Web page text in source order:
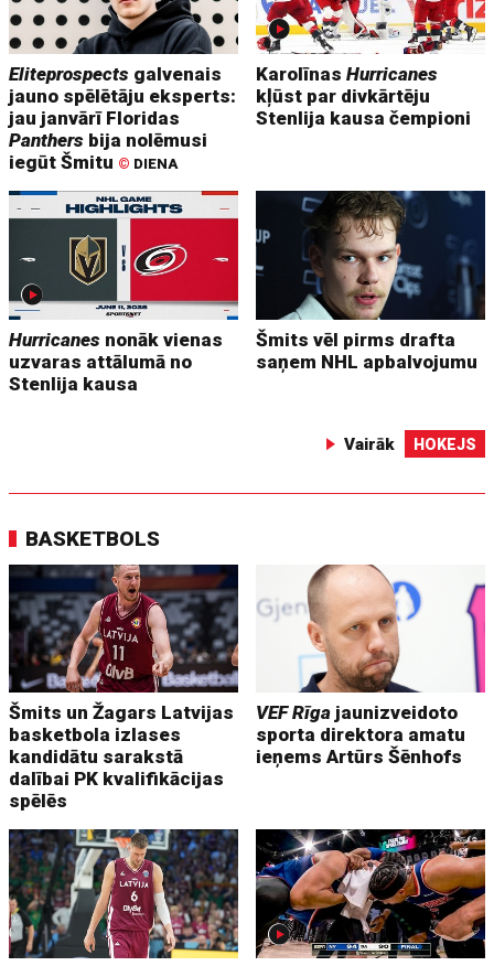
Eliteprospects galvenais
jauno spēlētāju eksperts:
jau janvārī Floridas
Panthers bija nolēmusi
iegūt Šmitu © DIENA
KarolīnasHurricanes
kļūst par divkārtēju
Stenlija kausa čempioni
Hurricanes nonāk vienas
uzvaras attālumā no
Stenlija kausa
Šmits vēl pirms drafta
saņem NHL apbalvojumu
Vairāk HOKEJS
BASKETBOLS
Šmits un Žagars Latvijas
basketbola izlases
kandidātu sarakstā
dalībai PK kvalifikācijas
spēlēs
VEF Rīga jaunizveidoto
sporta direktora amatu
ieņems Artūrs Šēnhofs